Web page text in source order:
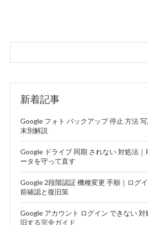
新着記事
Google フォト バックアップ 停止 方法
末別解説
Google ドライブ 同期 されない 対処法
ータを守って直す
Google 2段階認証 機種変更 手順｜ログ
前確認と復旧策
Google アカウント ログイン できない
旧する完全ガイド